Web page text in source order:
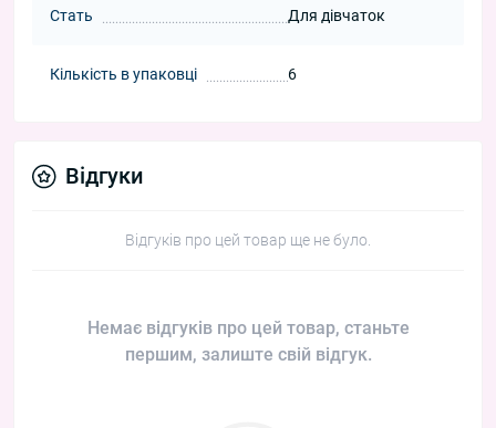
Стать Для дівчаток
Кількість в упаковці 6
Відгуки
Відгуків про цей товар ще не було.
Немає відгуків про цей товар, станьте
першим, залиште свій відгук.